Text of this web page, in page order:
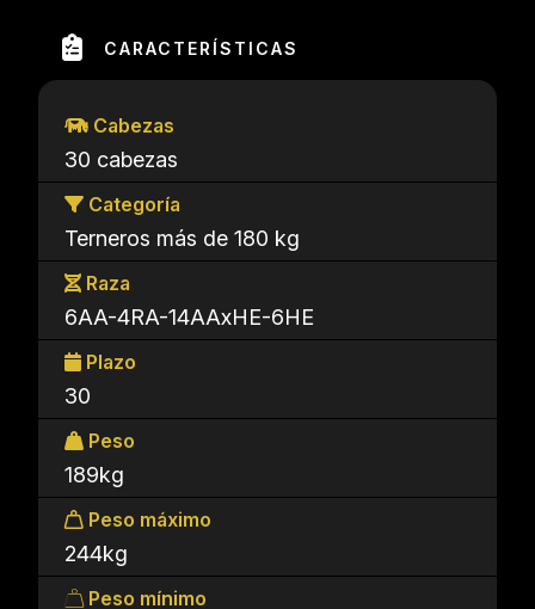
CARACTERÍSTICAS
Cabezas
30 cabezas
Categoría
Terneros más de 180 kg
Raza
6AA-4RA-14AAxHE-6HE
Plazo
30
Peso
189kg
Peso máximo
244kg
Peso mínimo